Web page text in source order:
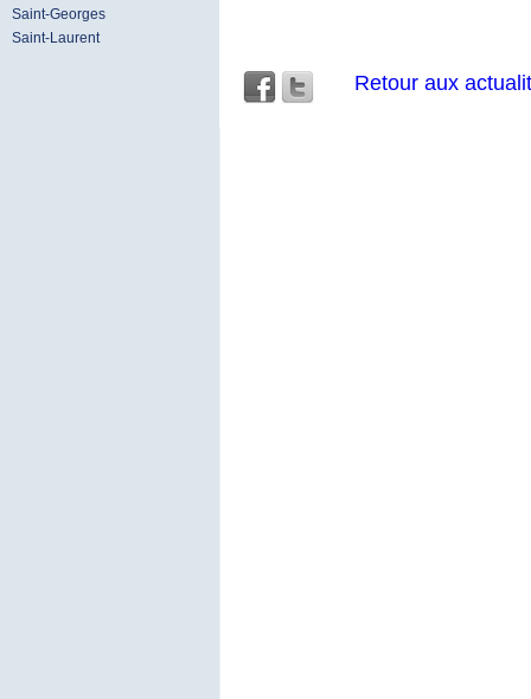
Saint-Georges
Saint-Laurent
Retour aux